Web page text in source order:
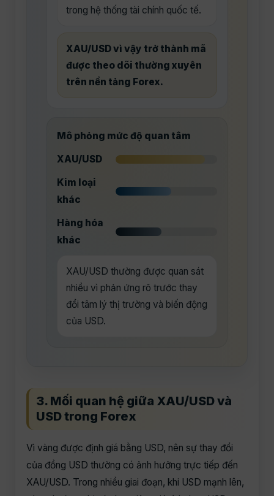
trong hệ thống tài chính quốc tế.
XAU/USD vì vậy trở thành mã
được theo dõi thường xuyên
trên nền tảng Forex.
Mô phỏng mức độ quan tâm
XAU/USD
Kim loại
khác
Hàng hóa
khác
XAU/USD thường được quan sát
nhiều vì phản ứng rõ trước thay
đổi tâm lý thị trường và biến động
của USD.
3. Mối quan hệ giữa XAU/USD và
USD trong Forex
Vì vàng được định giá bằng USD, nên sự thay đổi
của đồng USD thường có ảnh hưởng trực tiếp đến
XAU/USD. Trong nhiều giai đoạn, khi USD mạnh lên,